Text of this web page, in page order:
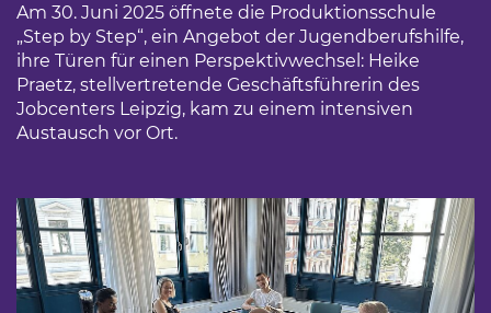
Am 30. Juni 2025 öffnete die Produktionsschule
„Step by Step“, ein Angebot der Jugendberufshilfe,
ihre Türen für einen Perspektivwechsel: Heike
Praetz, stellvertretende Geschäftsführerin des
Jobcenters Leipzig, kam zu einem intensiven
Austausch vor Ort.